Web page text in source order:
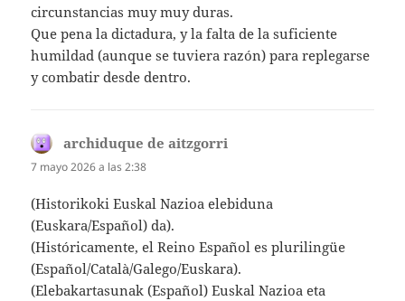
circunstancias muy muy duras.
Que pena la dictadura, y la falta de la suficiente
humildad (aunque se tuviera razón) para replegarse
y combatir desde dentro.
archiduque de aitzgorri
7 mayo 2026 a las 2:38
(Historikoki Euskal Nazioa elebiduna
(Euskara/Español) da).
(Históricamente, el Reino Español es plurilingüe
(Español/Català/Galego/Euskara).
(Elebakartasunak (Español) Euskal Nazioa eta